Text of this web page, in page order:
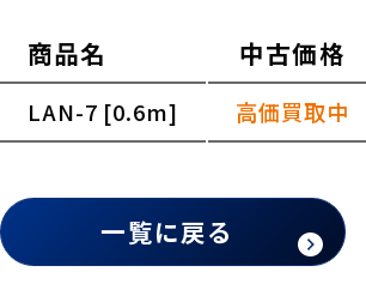
商品名 中古価格
LAN-7 [0.6m] 高価買取中
一覧に戻る